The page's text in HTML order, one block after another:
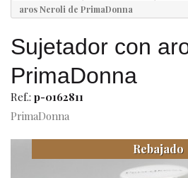
Nueva colección
Sujetadores
Bragas
Ropa y
aros Neroli de PrimaDonna
Sujetador con
PrimaDonna
Ref.: p-0162811
PrimaDonna
Rebajado